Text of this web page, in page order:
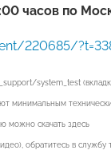
часов по
220685/
system_test
минимальным
можно скачать здесь
обратитесь в